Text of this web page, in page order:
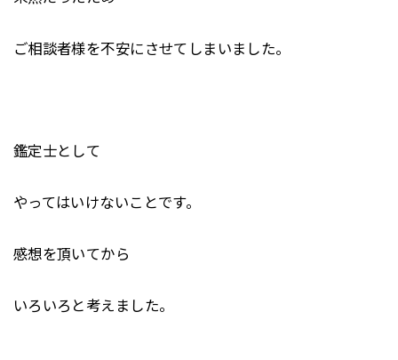
ご相談者様を不安にさせてしまいました。
鑑定士として
やってはいけないことです。
感想を頂いてから
いろいろと考えました。